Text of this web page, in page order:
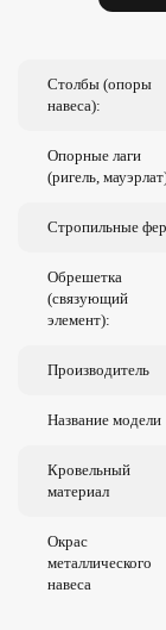
Столбы (опоры
навеса):
Опорные лаги
(ригель,
Стропильные
Обрешетка
(связующий
элемент):
Производитель
Название модели
Кровельный
материал
Окрас
металлического
навеса